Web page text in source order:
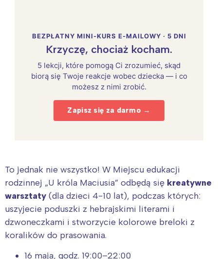
BEZPŁATNY MINI-KURS E-MAILOWY · 5 DNI
Krzyczę, chociaż kocham.
5 lekcji, które pomogą Ci zrozumieć, skąd
biorą się Twoje reakcje wobec dziecka — i co
możesz z nimi zrobić.
Zapisz się za darmo →
To jednak nie wszystko! W Miejscu edukacji
rodzinnej „U króla Maciusia” odbędą się kreatywne
warsztaty (dla dzieci 4-10 lat), podczas których:
uszyjecie poduszki z hebrajskimi literami i
dzwoneczkami i stworzycie kolorowe breloki z
koralików do prasowania.
16 maja, godz. 19:00–22:00